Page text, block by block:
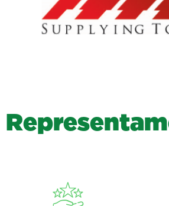
Representam